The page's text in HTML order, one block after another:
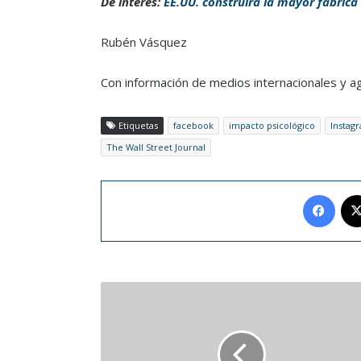
Rubén Vásquez
Con información de medios internacionales y
Etiquetas facebook impacto psicológico
The Wall Street Journal